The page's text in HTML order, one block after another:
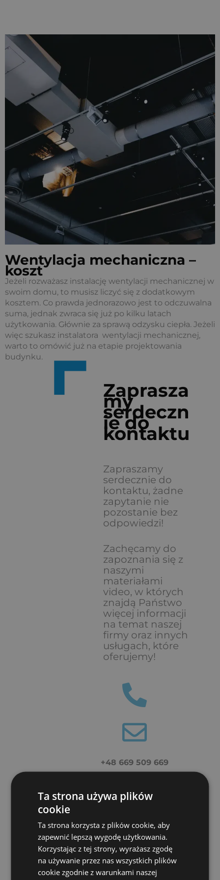
Wentylacja mechaniczna –
koszt
Jeżeli rozważasz instalację wentylacji mechanicznej w
swoim domu, to musisz liczyć się z dodatkowym
kosztem. Co prawda jednorazowo jest to odczuwalna
suma, jednak zwraca się już po kilku latach
użytkowania. Głównie za sprawą odzysku ciepła. Jeżeli
więc szukasz instalatora wentylacji mechanicznej,
warto to omówić już na etapie projektowania
budynku.
Zaprasza
my
serdeczn
ie do
kontaktu
Zapraszamy
serdecznie do
kontaktu, żadne
zapytanie nie
pozostanie bez
odpowiedzi!
Zachęcamy do
zapoznania się z
naszymi
materiałami
video, w których
znajdą Państwo
więcej informacji
na temat naszej
firmy oraz innych
usługach, które
oferujemy!
+48 669 509 669
biuro@ziterm.pl
Ta strona używa plików
cookie
Ta strona korzysta z plików cookie, aby
zapewnić lepszą wygodę użytkowania.
Korzystając z tej strony, wyrażasz zgodę
na używanie przez nas wszystkich plików
cookie zgodnie z warunkami naszej